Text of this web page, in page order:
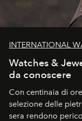
INTERNATIONAL
Watches &
da conoscere
Con centinaia di
selezione delle
sera rendono